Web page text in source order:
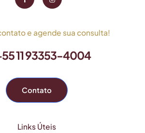
e agende sua consulta!
11 93353-4004
Contato
Links Úteis